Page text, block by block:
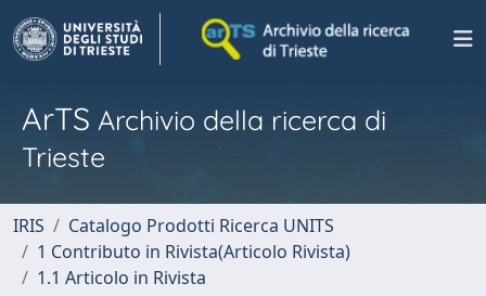
ArTS Archivio della ricerca di
Trieste
IRIS
Catalogo Prodotti Ricerca UNITS
1 Contributo in Rivista(Articolo Rivista)
1.1 Articolo in Rivista